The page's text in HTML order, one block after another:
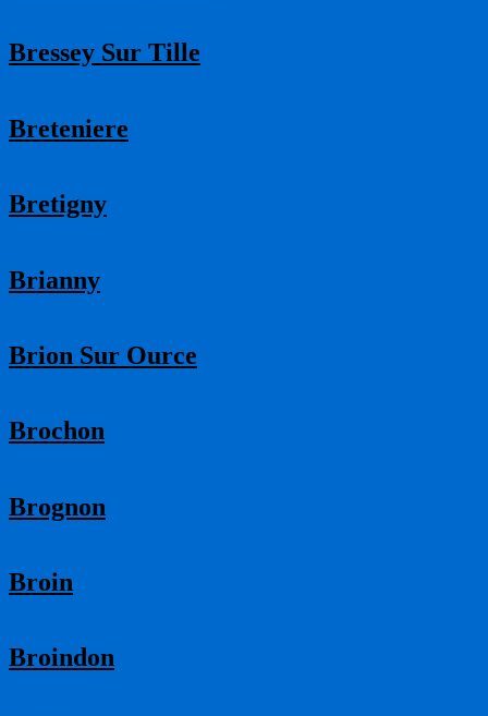
Bressey Sur Tille
Breteniere
Bretigny
Brianny
Brion Sur Ource
Brochon
Brognon
Broin
Broindon